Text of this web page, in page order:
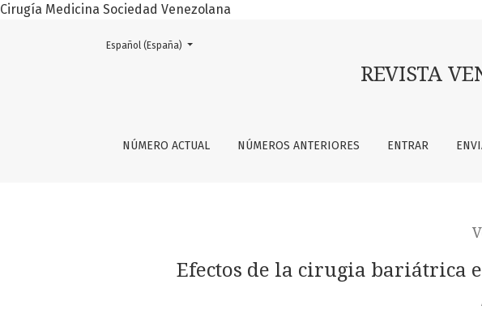
Cirugía Medicina Sociedad Venezolana
Efectos de la cirugia bariátrica en pacientes con
REVISTA
NÚMERO ACTUAL NÚMEROS ANTERIORES ENTRAR
Cambiar el idioma. El actual es:
Español (España)
Efectos de la cirugia bariátrica